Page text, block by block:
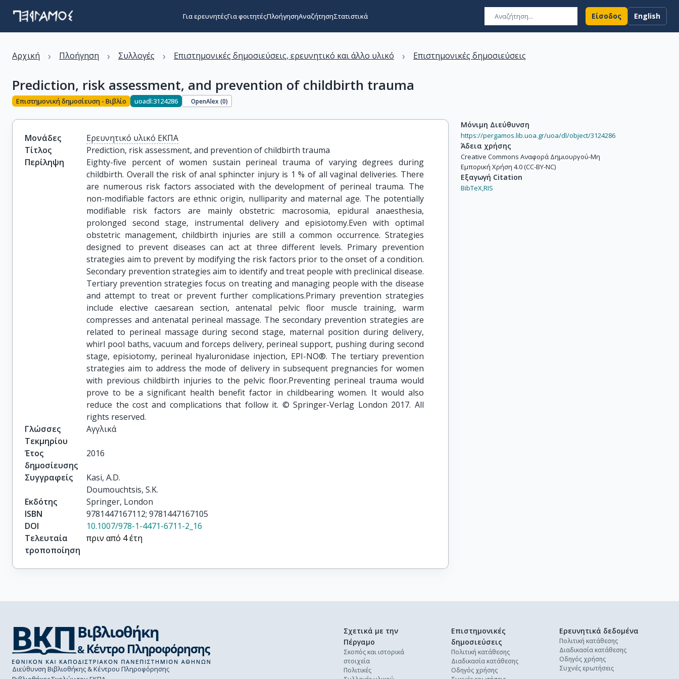
Για ερευνητέςΓια φοιτητέςΠλοήγησηΑναζήτησηΣτατιστικά Είσοδος English
Αρχική › Πλοήγηση › Συλλογές › Επιστημονικές δημοσιεύσεις, ερευνητικό και άλλο υλικό › Επιστημονικές δημοσιεύσεις
Prediction, risk assessment, and prevention of childbirth trauma
Επιστημονική δημοσίευση - Βιβλίο uoadl:3124286 OpenAlex (0)
Μονάδες
Ερευνητικό υλικό ΕΚΠΑ
Τίτλος
Prediction, risk assessment, and prevention of childbirth trauma
Περίληψη
Eighty-five percent of women sustain perineal trauma of varying degrees during
childbirth. Overall the risk of anal sphincter injury is 1 % of all vaginal deliveries. There
are numerous risk factors associated with the development of perineal trauma. The
non-modifiable factors are ethnic origin, nulliparity and maternal age. The potentially
modifiable risk factors are mainly obstetric: macrosomia, epidural anaesthesia,
prolonged second stage, instrumental delivery and episiotomy.Even with optimal
obstetric management, childbirth injuries are still a common occurrence. Strategies
designed to prevent diseases can act at three different levels. Primary prevention
strategies aim to prevent by modifying the risk factors prior to the onset of a condition.
Secondary prevention strategies aim to identify and treat people with preclinical disease.
Tertiary prevention strategies focus on treating and managing people with the disease
and attempt to treat or prevent further complications.Primary prevention strategies
include elective caesarean section, antenatal pelvic floor muscle training, warm
compresses and antenatal perineal massage. The secondary prevention strategies are
related to perineal massage during second stage, maternal position during delivery,
whirl pool baths, vacuum and forceps delivery, perineal support, pushing during second
stage, episiotomy, perineal hyaluronidase injection, EPI-NO®. The tertiary prevention
strategies aim to address the mode of delivery in subsequent pregnancies for women
with previous childbirth injuries to the pelvic floor.Preventing perineal trauma would
prove to be a significant health benefit factor in childbearing women. It would also
reduce the cost and complications that follow it. © Springer-Verlag London 2017. All
rights reserved.
Γλώσσες
Τεκμηρίου
Αγγλικά
Έτος
δημοσίευσης
2016
Συγγραφείς
Kasi, A.D.
Doumouchtsis, S.K.
Εκδότης
Springer, London
ISBN
9781447167112; 9781447167105
DOI
10.1007/978-1-4471-6711-2_16
Τελευταία
τροποποίηση
πριν από 4 έτη
Μόνιμη Διεύθυνση
https://pergamos.lib.uoa.gr/uoa/dl/object/3124286
Άδεια χρήσης
Creative Commons Αναφορά Δημιουργού-Μη
Εμπορική Χρήση 4.0 (CC-BY-NC)
Εξαγωγή Citation
BibTeX,RIS
Διεύθυνση Βιβλιοθήκης & Κέντρου Πληροφόρησης
Σχετικά με την
Πέργαμο
Σκοπός και ιστορικά
στοιχεία
Πολιτικές
Επιστημονικές
δημοσιεύσεις
Πολιτική κατάθεσης
Διαδικασία κατάθεσης
Οδηγός χρήσης
Ερευνητικά δεδομένα
Πολιτική κατάθεσης
Διαδικασία κατάθεσης
Οδηγός χρήσης
Συχνές ερωτήσεις